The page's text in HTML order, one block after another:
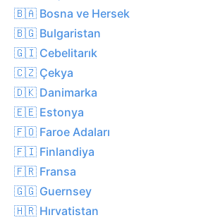
🇧🇦 Bosna ve Hersek
🇧🇬 Bulgaristan
🇬🇮 Cebelitarık
🇨🇿 Çekya
🇩🇰 Danimarka
🇪🇪 Estonya
🇫🇴 Faroe Adaları
🇫🇮 Finlandiya
🇫🇷 Fransa
🇬🇬 Guernsey
🇭🇷 Hırvatistan